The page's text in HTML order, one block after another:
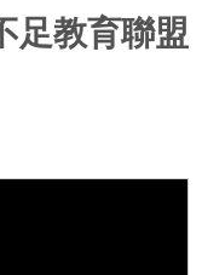
足教育聯盟